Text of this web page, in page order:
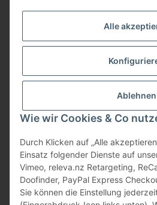
Alle
Ablehnen
Wie wir Cookies & Co
Durch Klicken auf „Alle
Einsatz folgender Dienste auf
Vimeo, releva.nz Retargeting,
Doofinder, PayPal Express
Sie können die Einstellung
Herstellerinformationen